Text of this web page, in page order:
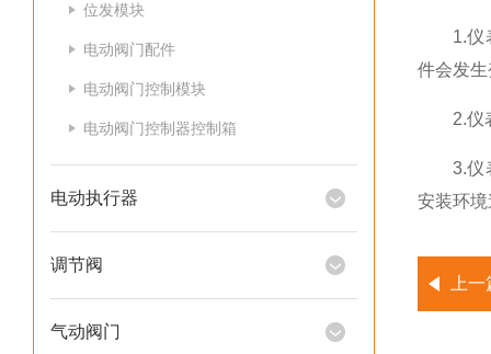
位发模块
电动阀门配件
电动阀门控制模块
电动阀门控制器控制箱
电动执行器
调节阀
气动阀门
1.仪表
件会发
2.仪表
3.仪表
安装环
上